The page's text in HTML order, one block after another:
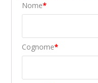
Nome*
Cognome*